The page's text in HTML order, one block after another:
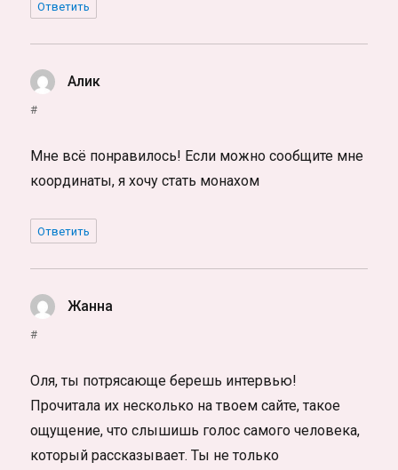
Ответить
Алик
#
Мне всё понравилось! Если можно сообщите мне
координаты, я хочу стать монахом
Ответить
Жанна
#
Оля, ты потрясающе берешь интервью!
Прочитала их несколько на твоем сайте, такое
ощущение, что слышишь голос самого человека,
который рассказывает. Ты не только